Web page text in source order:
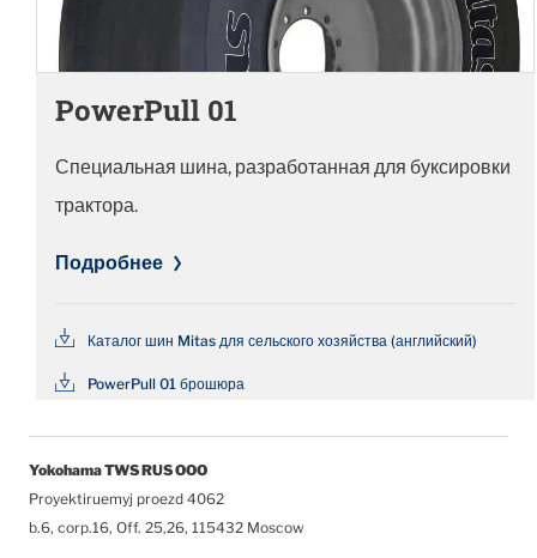
PowerPull 01
Специальная шина, разработанная для буксировки
трактора.
Подробнее
Каталог шин Mitas для сельского хозяйства (английский)
PowerPull 01 брошюра
Yokohama TWS RUS OOO
Proyektiruemyj proezd 4062
b.6, corp.16, Off. 25,26, 115432 Moscow